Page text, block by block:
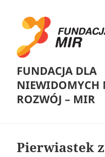
FUNDACJA DLA
NIEWIDOMYCH
ROZWÓJ – MIR
Pierwiastek